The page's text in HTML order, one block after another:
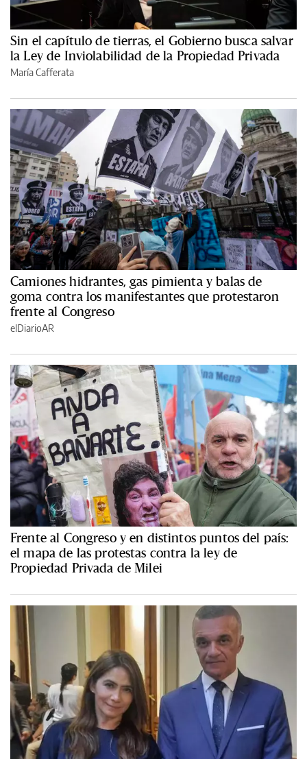
Sin el capítulo de tierras, el Gobierno busca salvar
la Ley de Inviolabilidad de la Propiedad Privada
María Cafferata
Camiones hidrantes, gas pimienta y balas de
goma contra los manifestantes que protestaron
frente al Congreso
elDiarioAR
Frente al Congreso y en distintos puntos del país:
el mapa de las protestas contra la ley de
Propiedad Privada de Milei